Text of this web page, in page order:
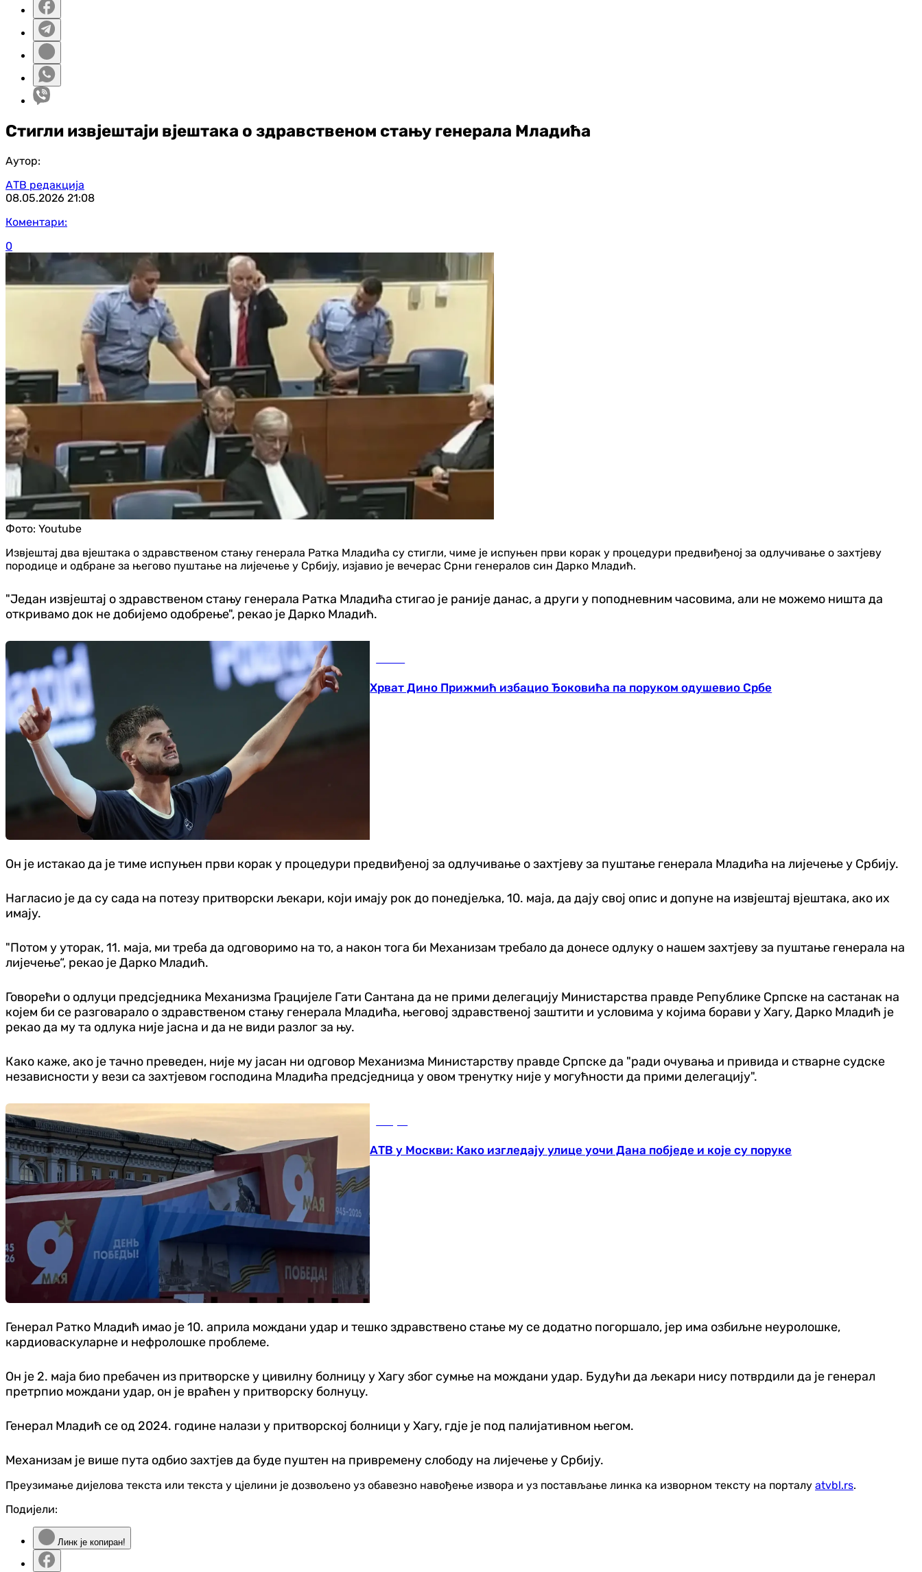
Стигли извјештаји вјештака о здравственом стању генерала Младића
Аутор:
АТВ редакција
08.05.2026 21:08
Коментари:
0
Фото: Youtube
Извјештај два вјештака о здравственом стању генерала Ратка Младића су стигли, чиме је испуњен први корак у процедури предвиђеној за одлучивање о захтјеву
породице и одбране за његово пуштање на лијечење у Србију, изјавио је вечерас Срни генералов син Дарко Младић.
"Један извјештај о здравственом стању генерала Ратка Младића стигао је раније данас, а други у поподневним часовима, али не можемо ништа да
откривамо док не добијемо одобрење", рекао је Дарко Младић.
Хрват Дино Прижмић избацио Ђоковића па поруком одушевио Србе
Он је истакао да је тиме испуњен први корак у процедури предвиђеној за одлучивање о захтјеву за пуштање генерала Младића на лијечење у Србију.
Нагласио је да су сада на потезу притворски љекари, који имају рок до понедјељка, 10. маја, да дају свој опис и допуне на извјештај вјештака, ако их
имају.
"Потом у уторак, 11. маја, ми треба да одговоримо на то, а након тога би Механизам требало да донесе одлуку о нашем захтјеву за пуштање генерала на
лијечење“, рекао је Дарко Младић.
Говорећи о одлуци предсједника Механизма Грацијеле Гати Сантана да не прими делегацију Министарства правде Републике Српске на састанак на
којем би се разговарало о здравственом стању генерала Младића, његовој здравственој заштити и условима у којима борави у Хагу, Дарко Младић је
рекао да му та одлука није јасна и да не види разлог за њу.
Како каже, ако је тачно преведен, није му јасан ни одговор Механизма Министарству правде Српске да "ради очувања и привида и стварне судске
независности у вези са захтјевом господина Младића предсједница у овом тренутку није у могућности да прими делегацију".
АТВ у Москви: Како изгледају улице уочи Дана побједе и које су поруке
Генерал Ратко Младић имао је 10. априла мождани удар и тешко здравствено стање му се додатно погоршало, јер има озбиљне неуролошке,
кардиоваскуларне и нефролошке проблеме.
Он је 2. маја био пребачен из притворске у цивилну болницу у Хагу због сумње на мождани удар. Будући да љекари нису потврдили да је генерал
претрпио мождани удар, он је враћен у притворску болнуцу.
Генерал Младић се од 2024. године налази у притворској болници у Хагу, гдје је под палијативном његом.
Механизам је више пута одбио захтјев да буде пуштен на привремену слободу на лијечење у Србију.
Преузимање дијелова текста или текста у цјелини је дозвољено уз обавезно навођење извора и уз постављање линка ка изворном тексту на порталу atvbl.rs.
Подијели:
Линк је копиран!